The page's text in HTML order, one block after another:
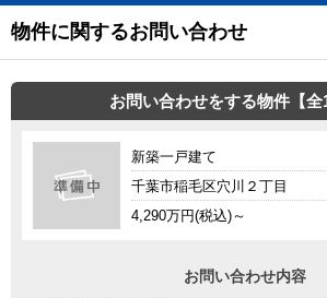
物件に関するお問い合わせ
お問い合わせをする物件【全
新築一戸建て
千葉市稲毛区穴川２丁目
4,290万円(税込)～
お問い合わせ内容